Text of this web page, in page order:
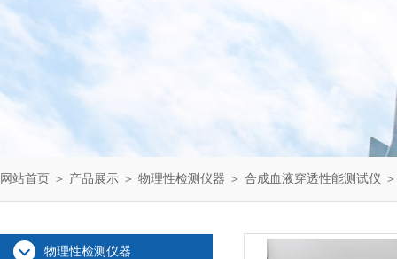
网站首页 ＞ 产品展示 ＞ 物理性检测仪器 ＞ 合成血液穿透性能测试仪
物理性检测仪器